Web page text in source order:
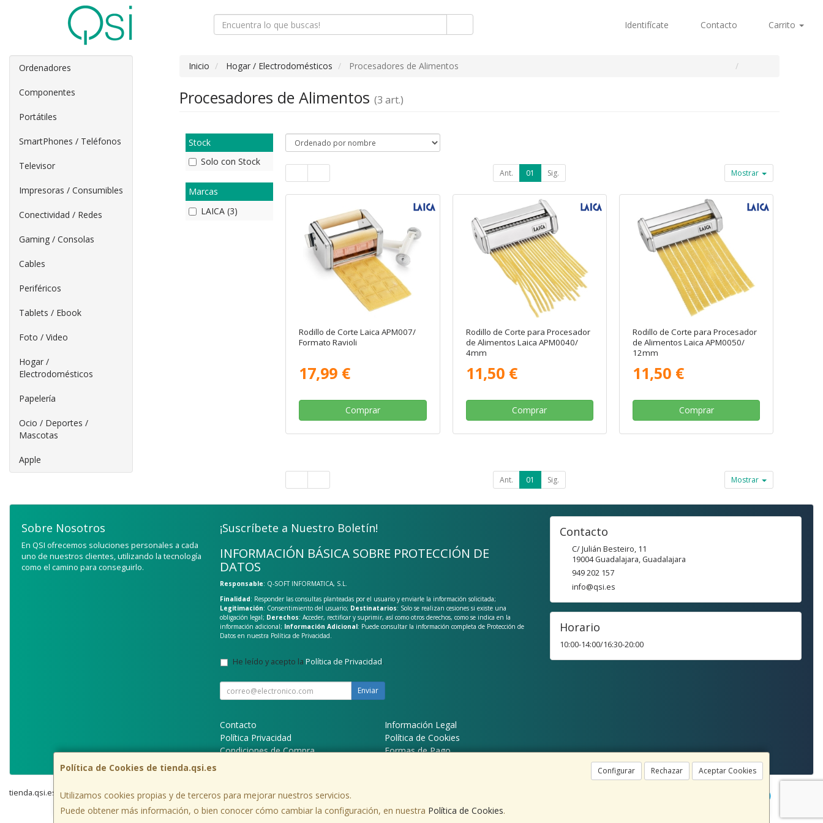
Identifícate Contacto Carrito
Ordenadores
Componentes
Portátiles
SmartPhones / Teléfonos
Televisor
Impresoras / Consumibles
Conectividad / Redes
Gaming / Consolas
Cables
Periféricos
Tablets / Ebook
Foto / Video
Hogar /
Electrodomésticos
Papelería
Ocio / Deportes /
Mascotas
Apple
Inicio Hogar / Electrodomésticos Procesadores de Alimentos
Procesadores de Alimentos (3 art.)
Stock
Solo con Stock
Marcas
LAICA (3)
Ant. 01 Sig. Mostrar
Rodillo de Corte Laica APM007/
Formato Ravioli
17,99 €
Comprar
Rodillo de Corte para Procesador
de Alimentos Laica APM0040/
4mm
11,50 €
Comprar
Rodillo de Corte para Procesador
de Alimentos Laica APM0050/
12mm
11,50 €
Comprar
Ant. 01 Sig. Mostrar
Política de Cookies de tienda.qsi.es Configurar Rechazar Aceptar Cookies
Utilizamos cookies propias y de terceros para mejorar nuestros servicios.
Puede obtener más información, o bien conocer cómo cambiar la configuración, en nuestra Política de Cookies.
Sobre Nosotros
En QSI ofrecemos soluciones personales a cada
uno de nuestros clientes, utilizando la tecnología
como el camino para conseguirlo.
¡Suscríbete a Nuestro Boletín!
INFORMACIÓN BÁSICA SOBRE PROTECCIÓN DE
DATOS
Responsable: Q-SOFT INFORMATICA, S.L.
Finalidad: Responder las consultas planteadas por el usuario y enviarle la información solicitada;
Legitimación: Consentimiento del usuario; Destinatarios: Solo se realizan cesiones si existe una
obligación legal; Derechos: Acceder, rectificar y suprimir, así como otros derechos, como se indica en la
información adicional; Información Adicional: Puede consultar la información completa de Protección de
Datos en nuestra Política de Privacidad.
He leído y acepto la Política de Privacidad.
Enviar
Contacto
Información Legal
Política Privacidad
Política de Cookies
Condiciones de Compra
Formas de Pago
Contacto
C/ Julián Besteiro, 11
19004 Guadalajara, Guadalajara
949 202 157
info@qsi.es
Horario
10:00-14:00/16:30-20:00
tienda.qsi.es © 2026
, , , , España. - C.I.F.: B19118157 - Tfno: